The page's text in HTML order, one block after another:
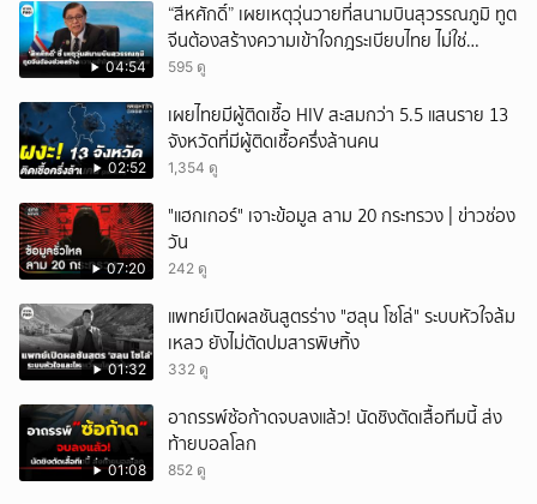
04:54
“สีหศักดิ์” เผยเหตุวุ่นวายที่สนามบินสุวรรณภูมิ ทูต
จีนต้องสร้างความเข้าใจกฎระเบียบไทย ไม่ใช่
ปกป้องฝ่ายจีนเพียงอย่างเดียว
595 ดู
02:52
เผยไทยมีผู้ติดเชื้อ HIV สะสมกว่า 5.5 แสนราย 13
จังหวัดที่มีผู้ติดเชื้อครึ่งล้านคน
1,354 ดู
07:20
"แฮกเกอร์" เจาะข้อมูล ลาม 20 กระทรวง | ข่าวช่อง
วัน
242 ดู
01:32
แพทย์เปิดผลชันสูตรร่าง "ฮลุน โซโล่" ระบบหัวใจล้ม
เหลว ยังไม่ตัดปมสารพิษทิ้ง
332 ดู
01:08
อาถรรพ์ซ้อก้าดจบลงแล้ว! นัดชิงตัดเสื้อทีมนี้ ส่ง
ท้ายบอลโลก
852 ดู